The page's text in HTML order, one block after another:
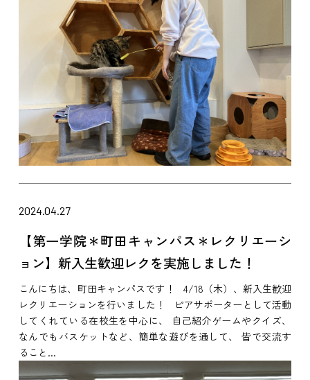
2024.04.27
【第一学院＊町田キャンパス＊レクリエーシ
ョン】新入生歓迎レクを実施しました！
こんにちは、町田キャンパスです！ 4/18（木）、新入生歓迎
レクリエーションを行いました！ ピアサポーターとして活動
してくれている在校生を中心に、 自己紹介ゲームやクイズ、
なんでもバスケットなど、簡単な遊びを通して、 皆で交流す
ること...